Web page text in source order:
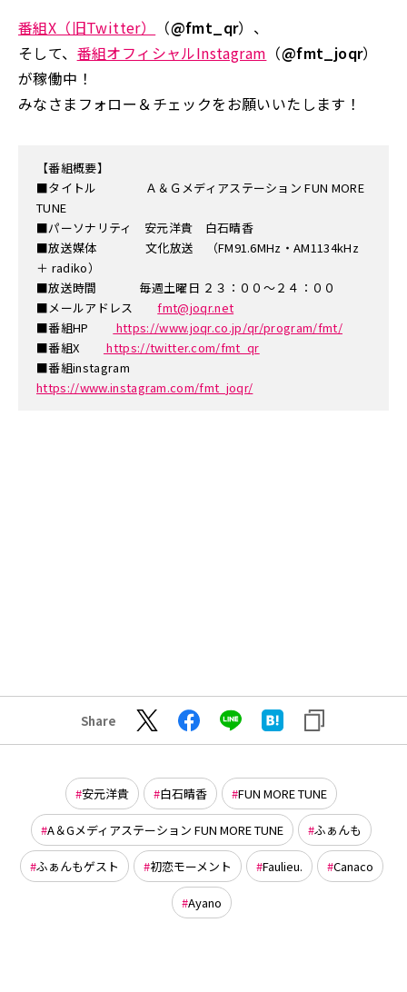
番組X（旧Twitter） （@fmt_qr）、
そして、 番組オフィシャルInstagram （@fmt_joqr）
が稼働中！
みなさまフォロー＆チェックをお願いいたします！
【番組概要】
■タイトル Ａ＆Ｇメディアステーション FUN MORE
TUNE
■パーソナリティ 安元洋貴 白石晴香
■放送媒体 文化放送 （FM91.6MHz・AM1134kHz
＋ radiko）
■放送時間 毎週土曜日 ２３：００～２４：００
■メールアドレスfmt@joqr.net
■番組HP
https://www.joqr.co.jp/qr/program/fmt/
■番組X
https://twitter.com/fmt_qr
■番組instagram
https://www.instagram.com/fmt_joqr/
Share
安元洋貴 白石晴香 FUN MORE TUNE
A＆Gメディアステーション FUN MORE TUNE ふぁんも
ふぁんもゲスト 初恋モーメント Faulieu. Canaco
Ayano